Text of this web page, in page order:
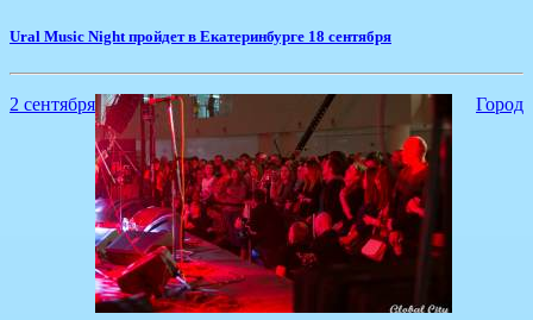
Ural Music Night пройдет в Екатеринбурге 18 сентября
2 сентября Город